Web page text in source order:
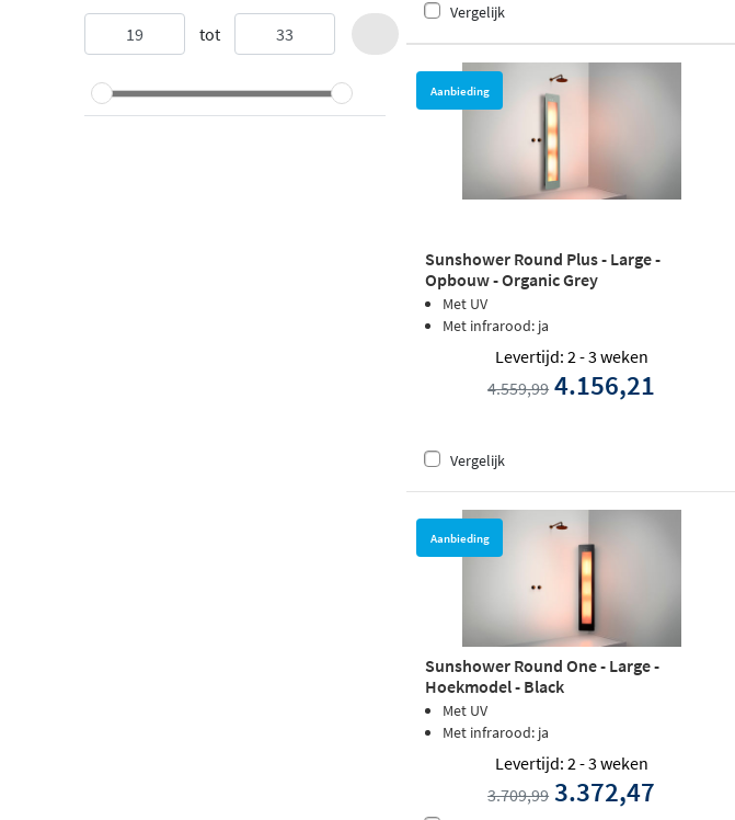
tot
Vergelijk
Aanbieding
Sunshower Round Plus - Large -
Opbouw - Organic Grey
Met UV
Met infrarood: ja
Levertijd: 2 - 3 weken
4.559,99 4.156,21
Vergelijk
Aanbieding
Sunshower Round One - Large -
Hoekmodel - Black
Met UV
Met infrarood: ja
Levertijd: 2 - 3 weken
3.709,99 3.372,47